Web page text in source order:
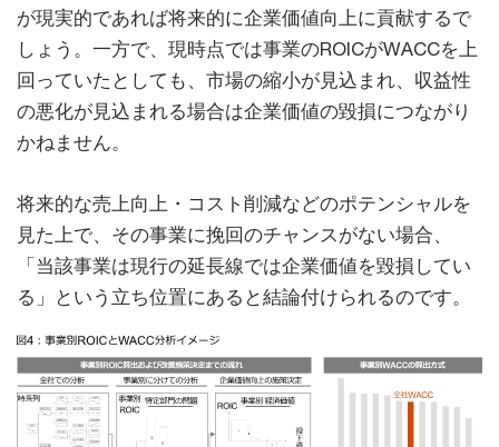
が現実的であれば将来的に企業価値向上に貢献するで
しょう。一方で、現時点では事業のROICがWACCを上
回っていたとしても、市場の縮小が見込まれ、収益性
の悪化が見込まれる場合は企業価値の毀損につながり
かねません。
将来的な売上向上・コスト削減などのポテンシャルを
見た上で、その事業に挽回のチャンスがない場合、
「当該事業は現行の延長線では企業価値を毀損してい
る」という立ち位置にあると結論付けられるのです。